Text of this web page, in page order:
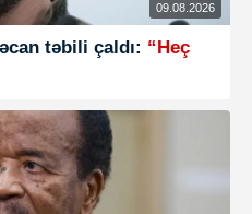
09.08.2026
təbili çaldı: “Heç